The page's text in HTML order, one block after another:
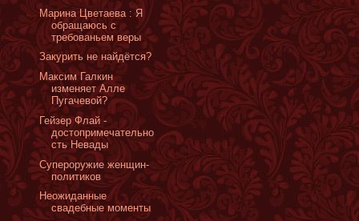
Марина Цветаева : Я
обращаюсь с
требованьем веры
Закурить не найдётся?
Максим Галкин
изменяет Алле
Пугачевой?
Гейзер Флай -
достопримечательно
сть Невады
Супероружие женщин-
политиков
Неожиданные
свадебные моменты